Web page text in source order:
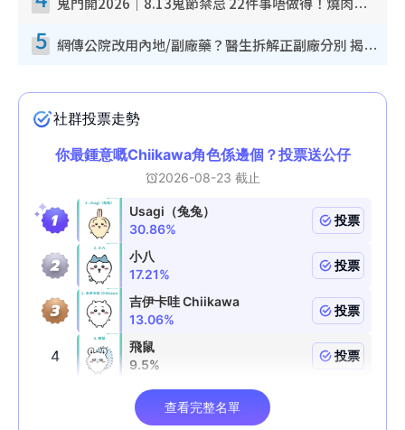
鬼門開2026｜8.13鬼節禁忌 22件事唔做得！燒肉、刺身要少食？半夜勿吹口哨/打呢個電話
5 網傳公院改用內地/副廠藥？醫生拆解正副廠分別 揭4類人換藥隨時出事